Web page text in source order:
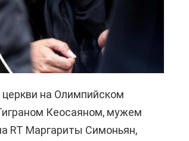
на Олимпийском
Кеосаяном, мужем
RT Маргариты Симоньян,